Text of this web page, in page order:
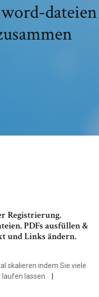
dateien
Registrierung.
PDFs ausfüllen &
und Links ändern.
skalieren indem Sie viele
laufen lassen.